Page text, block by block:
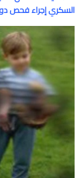
السكري إجراء فحص